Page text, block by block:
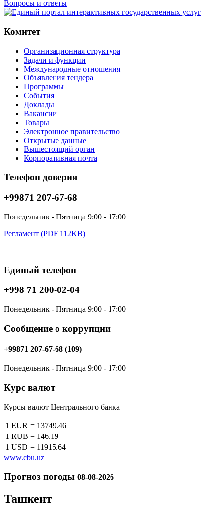
Вопросы и ответы
Комитет
Организационная структура
Задачи и функции
Международные отношения
Объявления тендера
Программы
Cобытия
Доклады
Вакансии
Товары
Электронное правительство
Открытые данные
Вышестоящий орган
Корпоративная почта
Телефон доверия
+99871 207-67-68
Понедельник - Пятница 9:00 - 17:00
Регламент (PDF 112KB)
Единый телефон
+998 71 200-02-04
Понедельник - Пятница 9:00 - 17:00
Сообщение о коррупции
+99871 207-67-68 (109)
Понедельник - Пятница 9:00 - 17:00
Курс валют
Курсы валют Центрального банка
1 EUR = 13749.46
1 RUB = 146.19
1 USD = 11915.64
www.cbu.uz
Прогноз погоды 08-08-2026
Ташкент